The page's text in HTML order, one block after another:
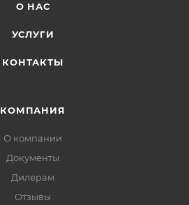
О НАС
УСЛУГИ
КОНТАКТЫ
КОМПАНИЯ
О компании
Документы
Дилерам
Отзывы